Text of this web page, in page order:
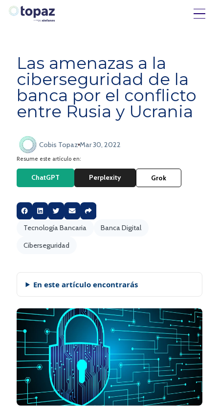
Las amenazas a la
ciberseguridad de la
banca por el conflicto
entre Rusia y Ucrania
Cobis Topaz Mar 30, 2022
Resume este artículo en:
ChatGPT Perplexity Grok
Tecnología Bancaria
Banca Digital
Ciberseguridad
En este artículo encontrarás